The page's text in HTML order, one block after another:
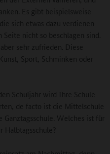
Es gibt beispielsweise
sich etwas dazu verdienen
nicht so beschlagen sind.
sehr zufrieden. Diese
Sport, Schminken oder
Schuljahr wird Ihre Schule
de facto ist die Mittelschule
Welches ist für